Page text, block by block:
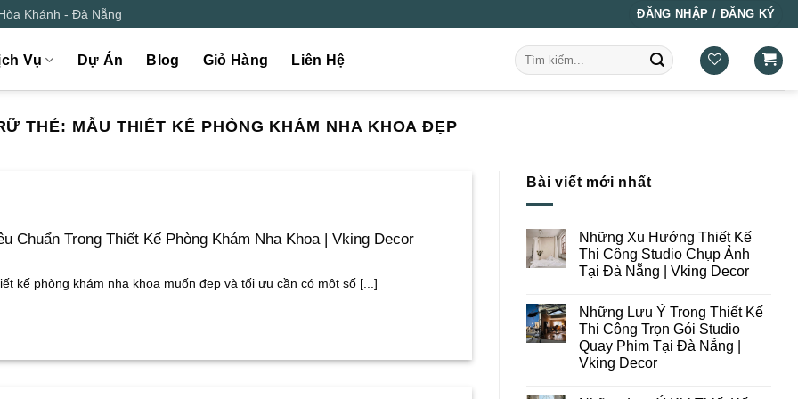
Khánh - Đà Nẵng ĐĂNG NHẬP / ĐĂNG KÝ
Vụ Dự Án Blog Giỏ Hàng Liên Hệ
Tìm
kiếm:
THẺ: MẪU THIẾT KẾ PHÒNG KHÁM NHA KHOA ĐẸP
Chuẩn Trong Thiết Kế Phòng Khám Nha Khoa | Vking Decor
kế phòng khám nha khoa muốn đẹp và tối ưu cần có một số [...]
Bài viết mới nhất
Những Xu Hướng Thiết Kế
Thi Công Studio Chụp Ảnh
Tại Đà Nẵng | Vking Decor
bình
luận
ở
Những
Xu
Hướng
Những Lưu Ý Trong Thiết Kế
Thi Công Trọn Gói Studio
Quay Phim Tại Đà Nẵng |
Vking Decor